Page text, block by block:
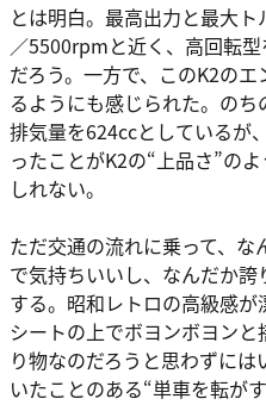
とは明白。最高出力と最大
／5500rpmと近く、高回転
だろう。一方で、このK2の
るようにも感じられた。の
排気量を624ccとしているが
ったことがK2の“上品さ”の
しれない。
ただ交通の流れに乗って、
で気持ちいいし、なんだか誇
する。昭和レトロの高級感
シートの上でボヨンボヨン
り物なのだろうと思わずに
いたことのある“単車を転が